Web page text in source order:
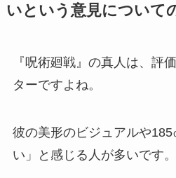
いという意見について
『呪術廻戦』の真人は、評
ターですよね。
彼の美形のビジュアルや
い」と感じる人が多いです。